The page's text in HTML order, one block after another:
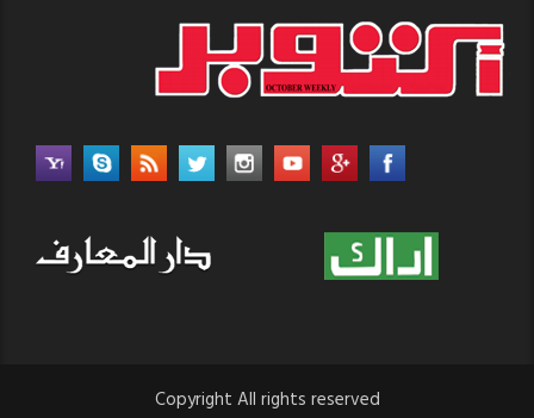
Copyright All rights reserved